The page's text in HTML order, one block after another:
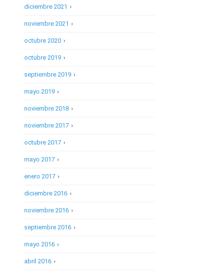
›
diciembre 2021
›
noviembre 2021
›
octubre 2020
›
octubre 2019
›
septiembre 2019
›
mayo 2019
›
noviembre 2018
›
noviembre 2017
›
octubre 2017
›
mayo 2017
›
enero 2017
›
diciembre 2016
›
noviembre 2016
›
septiembre 2016
›
mayo 2016
›
abril 2016